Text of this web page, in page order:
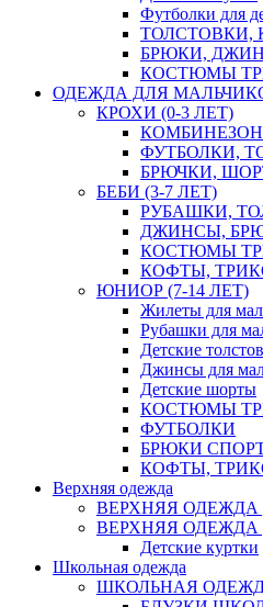
Футболки для
ТОЛСТОВКИ,
БРЮКИ,
КОСТЮМЫ
ОДЕЖДА ДЛЯ
КРОХИ (0-3 ЛЕТ)
ФУТБОЛКИ,
БРЮЧКИ,
БЕБИ (3-7 ЛЕТ)
РУБАШКИ,
ДЖИНСЫ,
КОСТЮМЫ
КОФТЫ,
ЮНИОР (7-14 ЛЕТ)
Жилеты для
Рубашки для
Детские
Джинсы для
Детские шорты
КОСТЮМЫ
ФУТБОЛКИ
БРЮКИ
КОФТЫ,
Верхняя одежда
ВЕРХНЯЯ ОДЕЖДА
ВЕРХНЯЯ
Детские куртки
Школьная одежда
ШКОЛЬНАЯ